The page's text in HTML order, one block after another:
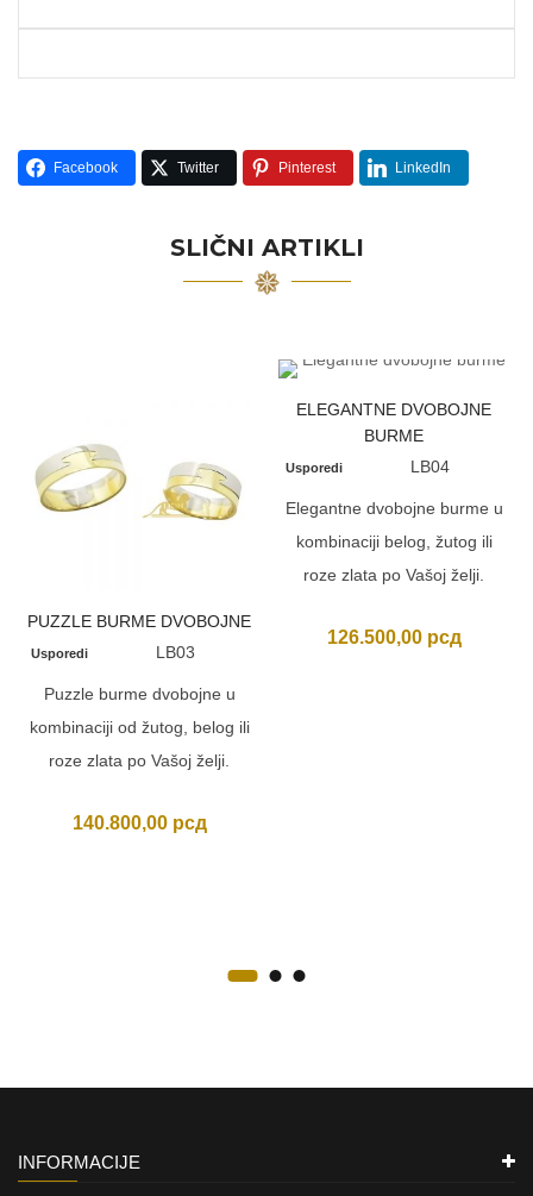
Facebook Twitter Pinterest LinkedIn
SLIČNI ARTIKLI
PUZZLE BURME DVOBOJNE
Usporedi LB03
Puzzle burme dvobojne u
kombinaciji od žutog, belog ili
roze zlata po Vašoj želji.
140.800,00 рсд
ELEGANTNE DVOBOJNE
BURME
Usporedi LB04
Elegantne dvobojne burme u
kombinaciji belog, žutog ili
roze zlata po Vašoj želji.
126.500,00 рсд
INFORMACIJE